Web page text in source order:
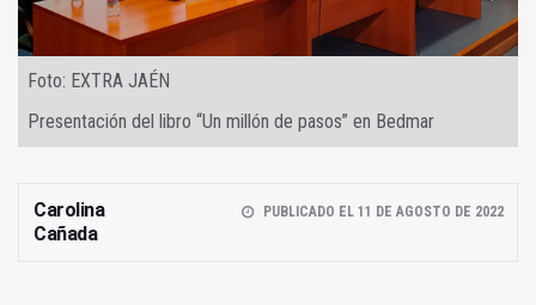
Foto: EXTRA JAÉN
Presentación del libro “Un millón de pasos” en Bedmar
Carolina
Cañada
PUBLICADO EL 11 DE AGOSTO DE 2022